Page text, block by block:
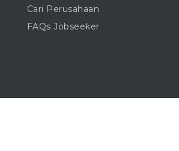
Cari Perusahaan
FAQs Jobseeker